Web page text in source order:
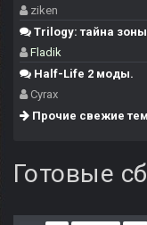
ziken
Trilogy: тайна зоны
Fladik
Half-Life 2 моды.
Cyrax
Прочие свежие
Готовые